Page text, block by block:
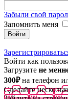
Забыли свой
Запомнить меня
Войти как
Загрузите не
300₽на телефон
Сделайте